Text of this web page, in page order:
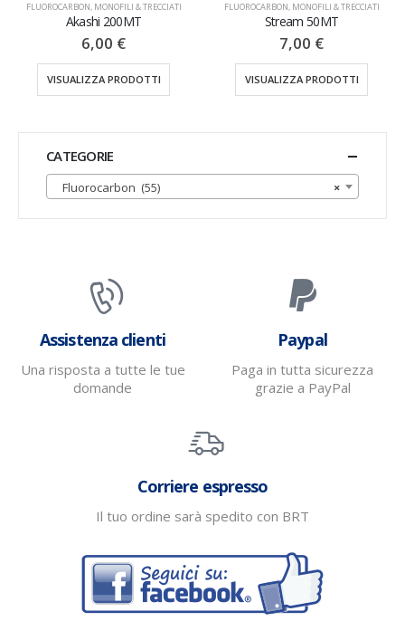
FLUOROCARBON, MONOFILI & TRECCIATI
Akashi 200MT
6,00 €
VISUALIZZA PRODOTTI
FLUOROCARBON, MONOFILI & TRECCIATI
Stream 50MT
7,00 €
VISUALIZZA PRODOTTI
CATEGORIE
×
Fluorocarbon (55)
Assistenza clienti
Una risposta a tutte le tue
domande
Paypal
Paga in tutta sicurezza
grazie a PayPal
Corriere espresso
Il tuo ordine sarà spedito con BRT